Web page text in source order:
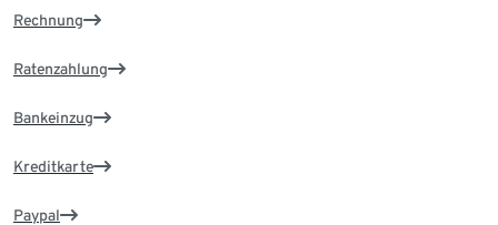
Rechnung
Ratenzahlung
Bankeinzug
Kreditkarte
Paypal